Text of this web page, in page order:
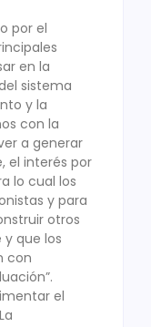
por el
en la
sistema
y la
con la
a generar
el interés por
lo cual los
y para
otros
y que los
con
el